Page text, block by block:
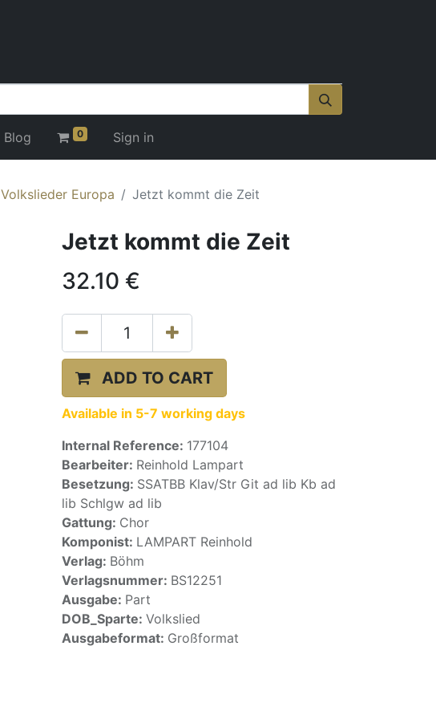
Blog 0 Sign in
Volkslieder Europa Jetzt kommt die Zeit
Jetzt kommt die Zeit
32.10 €
ADD TO CART
Available in 5-7 working days
Internal Reference: 177104
Bearbeiter: Reinhold Lampart
Besetzung: SSATBB Klav/Str Git ad lib Kb ad
lib Schlgw ad lib
Gattung: Chor
Komponist: LAMPART Reinhold
Verlag: Böhm
Verlagsnummer: BS12251
Ausgabe: Part
DOB_Sparte: Volkslied
Ausgabeformat: Großformat